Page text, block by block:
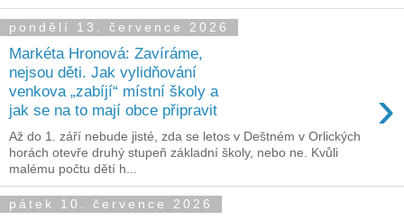
pondělí 13. července 2026
Markéta Hronová: Zavíráme,
nejsou děti. Jak vylidňování
venkova „zabíjí“ místní školy a
jak se na to mají obce připravit
›
Až do 1. září nebude jisté, zda se letos v Deštném v Orlických
horách otevře druhý stupeň základní školy, nebo ne. Kvůli
malému počtu dětí h...
pátek 10. července 2026